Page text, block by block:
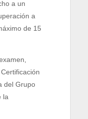
a un
a
de 15
del Grupo
la